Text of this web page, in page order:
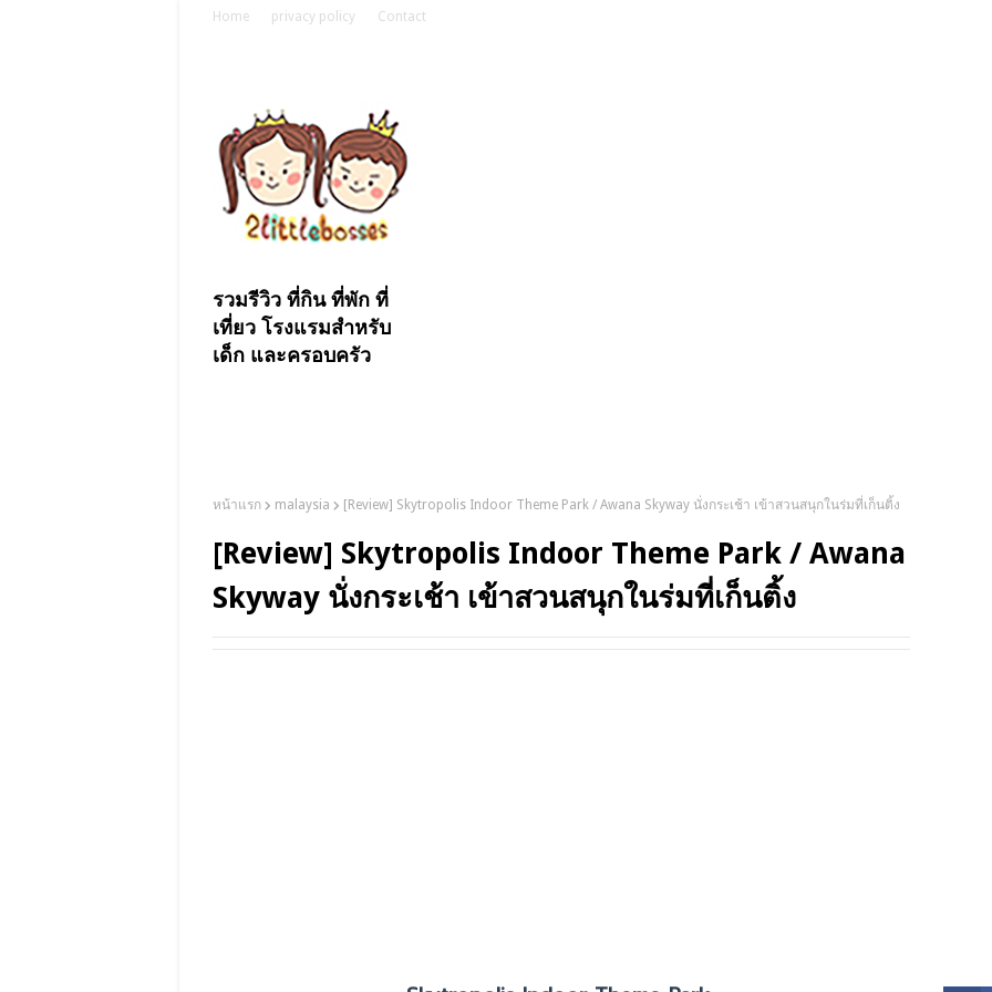
Home privacy policy Contact
รวมรีวิว ที่กิน ที่พัก ที่
เที่ยว โรงแรมสำหรับ
เด็ก และครอบครัว
หน้าแรก malaysia [Review] Skytropolis Indoor Theme Park / Awana Skyway นั่งกระเช้า เข้าสวนสนุกในร่มที่เก็นติ้ง
[Review] Skytropolis Indoor Theme Park / Awana
Skyway นั่งกระเช้า เข้าสวนสนุกในร่มที่เก็นติ้ง